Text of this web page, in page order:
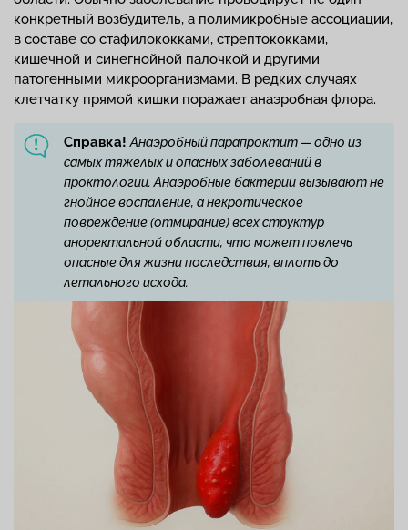
конкретный возбудитель, а полимикробные ассоциации,
в составе со стафилококками, стрептококками,
кишечной и синегнойной палочкой и другими
патогенными микроорганизмами. В редких случаях
клетчатку прямой кишки поражает анаэробная флора.
Справка!Анаэробный парапроктит — одно из
самых тяжелых и опасных заболеваний в
проктологии. Анаэробные бактерии вызывают не
гнойное воспаление, а некротическое
повреждение (отмирание) всех структур
аноректальной области, что может повлечь
опасные для жизни последствия, вплоть до
летального исхода.